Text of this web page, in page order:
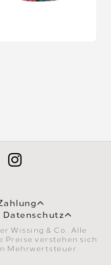
Datenschutz
Wissing & Co.. Alle
Preise verstehen sich
Mehrwertsteuer.